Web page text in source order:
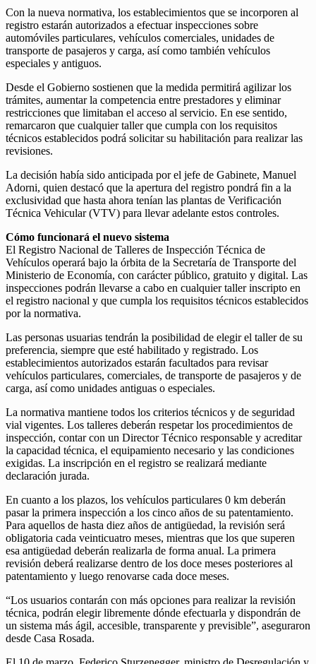
Con la nueva normativa, los establecimientos que se incorporen al
registro estarán autorizados a efectuar inspecciones sobre
automóviles particulares, vehículos comerciales, unidades de
transporte de pasajeros y carga, así como también vehículos
especiales y antiguos.
Desde el Gobierno sostienen que la medida permitirá agilizar los
trámites, aumentar la competencia entre prestadores y eliminar
restricciones que limitaban el acceso al servicio. En ese sentido,
remarcaron que cualquier taller que cumpla con los requisitos
técnicos establecidos podrá solicitar su habilitación para realizar las
revisiones.
La decisión había sido anticipada por el jefe de Gabinete, Manuel
Adorni, quien destacó que la apertura del registro pondrá fin a la
exclusividad que hasta ahora tenían las plantas de Verificación
Técnica Vehicular (VTV) para llevar adelante estos controles.
Cómo funcionará el nuevo sistema
El Registro Nacional de Talleres de Inspección Técnica de
Vehículos operará bajo la órbita de la Secretaría de Transporte del
Ministerio de Economía, con carácter público, gratuito y digital. Las
inspecciones podrán llevarse a cabo en cualquier taller inscripto en
el registro nacional y que cumpla los requisitos técnicos establecidos
por la normativa.
Las personas usuarias tendrán la posibilidad de elegir el taller de su
preferencia, siempre que esté habilitado y registrado. Los
establecimientos autorizados estarán facultados para revisar
vehículos particulares, comerciales, de transporte de pasajeros y de
carga, así como unidades antiguas o especiales.
La normativa mantiene todos los criterios técnicos y de seguridad
vial vigentes. Los talleres deberán respetar los procedimientos de
inspección, contar con un Director Técnico responsable y acreditar
la capacidad técnica, el equipamiento necesario y las condiciones
exigidas. La inscripción en el registro se realizará mediante
declaración jurada.
En cuanto a los plazos, los vehículos particulares 0 km deberán
pasar la primera inspección a los cinco años de su patentamiento.
Para aquellos de hasta diez años de antigüedad, la revisión será
obligatoria cada veinticuatro meses, mientras que los que superen
esa antigüedad deberán realizarla de forma anual. La primera
revisión deberá realizarse dentro de los doce meses posteriores al
patentamiento y luego renovarse cada doce meses.
“Los usuarios contarán con más opciones para realizar la revisión
técnica, podrán elegir libremente dónde efectuarla y dispondrán de
un sistema más ágil, accesible, transparente y previsible”, aseguraron
desde Casa Rosada.